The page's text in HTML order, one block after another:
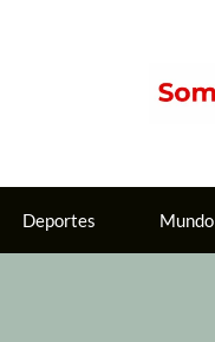
Deportes Mundo